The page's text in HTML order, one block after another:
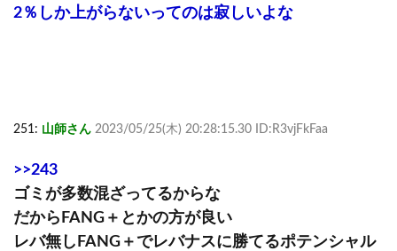
2％しか上がらないってのは寂しいよな
251: 山師さん 2023/05/25(木) 20:28:15.30 ID:R3vjFkFaa
>>243
ゴミが多数混ざってるからな
だからFANG＋とかの方が良い
レバ無しFANG＋でレバナスに勝てるポテンシャル